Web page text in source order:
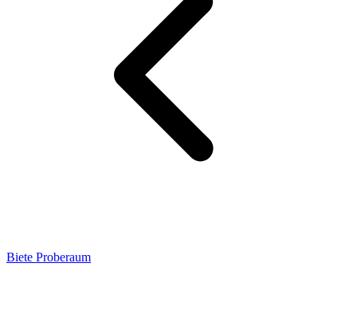
Biete Proberaum